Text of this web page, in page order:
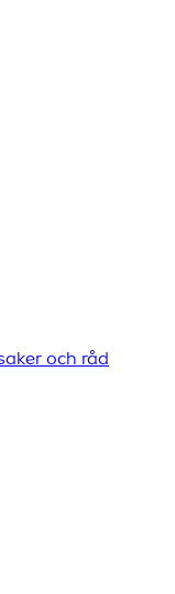
och råd